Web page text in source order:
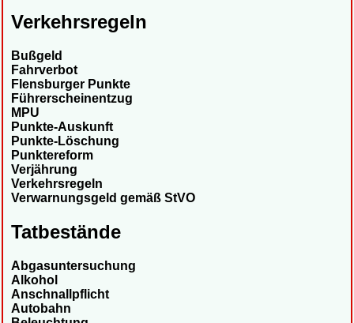
Verkehrsregeln
Bußgeld
Fahrverbot
Flensburger Punkte
Führerscheinentzug
MPU
Punkte-Auskunft
Punkte-Löschung
Punktereform
Verjährung
Verkehrsregeln
Verwarnungsgeld gemäß StVO
Tatbestände
Abgasuntersuchung
Alkohol
Anschnallpflicht
Autobahn